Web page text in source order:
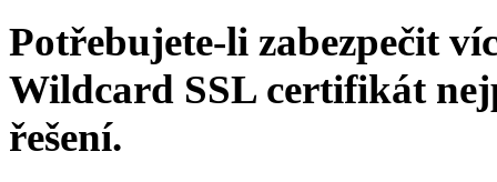
Potřebujete-li zabezpečit
Wildcard SSL certifikát
řešení.